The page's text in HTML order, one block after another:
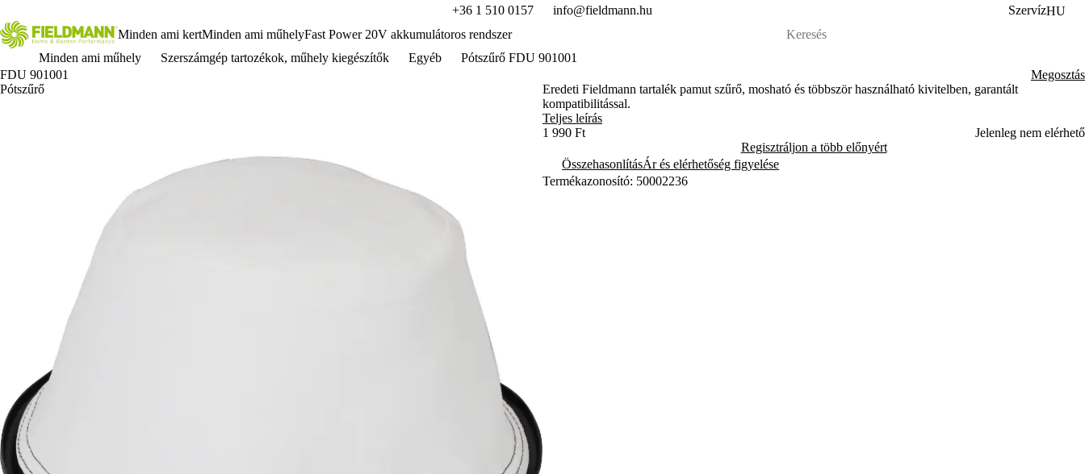
+36 1 510 0157 info@fieldmann.hu SzervízHU
Minden ami kertMinden ami műhelyFast Power 20V akkumulátoros rendszer
Minden ami műhely
Szerszámgép tartozékok, műhely kiegészítők Egyéb
Pótszűrő FDU 901001
FDU 901001
Pótszűrő
Megosztás
Eredeti Fieldmann tartalék pamut szűrő, mosható és többször használható kivitelben, garantált
kompatibilitással.
Teljes leírás
1 990 Ft
Jelenleg nem elérhető
Regisztráljon a több előnyért
ÖsszehasonlításÁr és elérhetőség figyelése
Termékazonosító: 50002236